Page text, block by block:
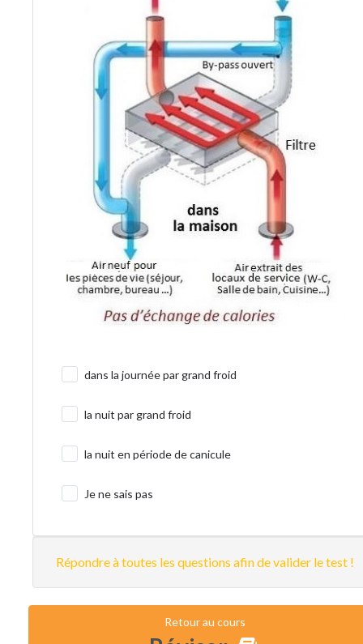
dans la journée par grand froid
la nuit par grand froid
la nuit en période de canicule
Je ne sais pas
Répondre à toutes les questions afin de valider le test !
Retour au cours